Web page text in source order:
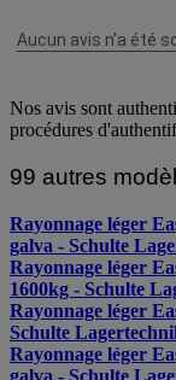
Nos avis sont
procédures
99 autres
Rayonnage léger
galva - Schulte
Rayonnage léger
1600kg - Schulte
Rayonnage léger
Schulte
Rayonnage léger
galva - Schulte